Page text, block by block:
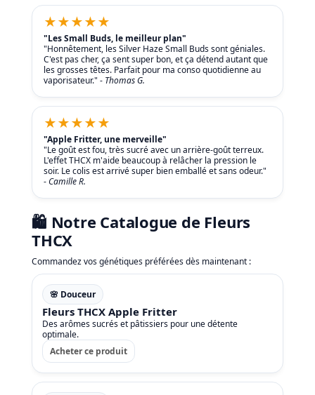
★★★★★
"Les Small Buds, le meilleur plan"
"Honnêtement, les Silver Haze Small Buds sont géniales.
C'est pas cher, ça sent super bon, et ça détend autant que
les grosses têtes. Parfait pour ma conso quotidienne au
vaporisateur." - Thomas G.
★★★★★
"Apple Fritter, une merveille"
"Le goût est fou, très sucré avec un arrière-goût terreux.
L'effet THCX m'aide beaucoup à relâcher la pression le
soir. Le colis est arrivé super bien emballé et sans odeur."
-Camille R.
🛍️ Notre Catalogue de Fleurs
THCX
Commandez vos génétiques préférées dès maintenant :
🌸 Douceur
Fleurs THCX Apple Fritter
Des arômes sucrés et pâtissiers pour une détente
optimale.
Acheter ce produit